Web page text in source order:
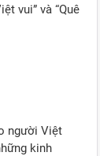
vui” và “Quê
người Việt
kinh